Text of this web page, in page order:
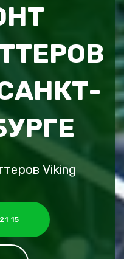
САНКТ-
Viking
15